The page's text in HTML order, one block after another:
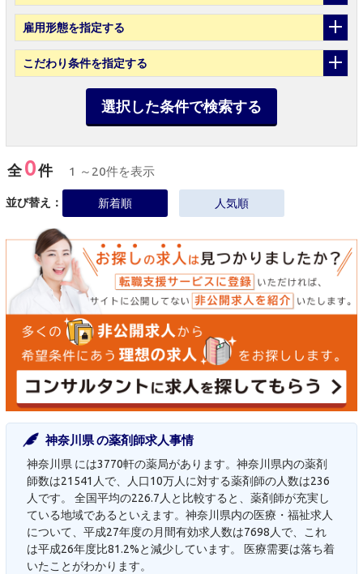
雇用形態を指定する
こだわり条件を指定する
選択した条件で検索する
全0件 1 ～20件を表示
並び替え： 新着順 人気順
神奈川県 の薬剤師求人事情
神奈川県 には3770軒の薬局があります。神奈川県内の薬剤
師数は21541人で、人口10万人に対する薬剤師の人数は236
人です。 全国平均の226.7人と比較すると、薬剤師が充実し
ている地域であるといえます。神奈川県内の医療・福祉求人
について、平成27年度の月間有効求人数は7698人で、これ
は平成26年度比81.2%と減少しています。 医療需要は落ち着
いたことがわかります。